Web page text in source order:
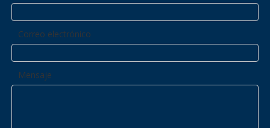
Correo electrónico
Mensaje